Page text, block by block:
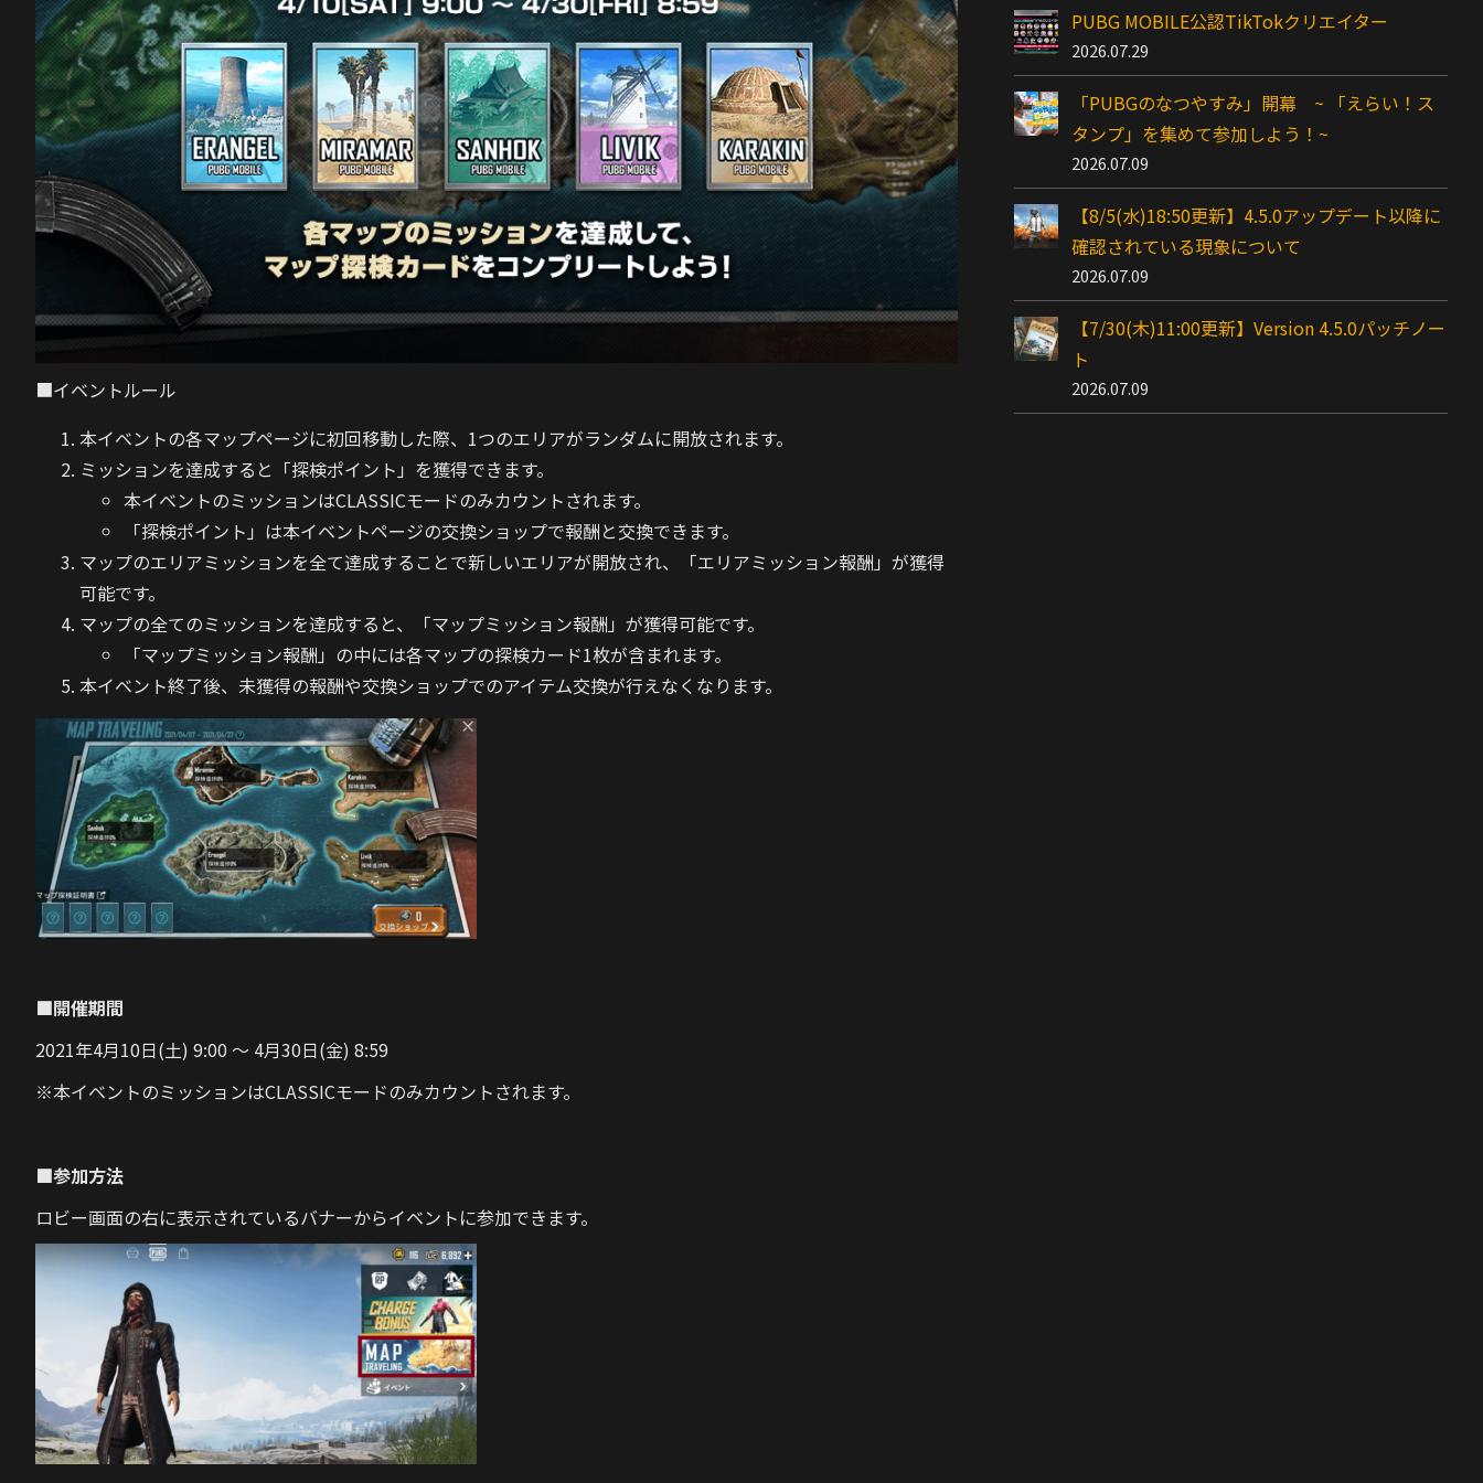
■イベントルール
本イベントの各マップページに初回移動した際、1つのエリアがランダムに開放されます。
ミッションを達成すると「探検ポイント」を獲得できます。
本イベントのミッションはCLASSICモードのみカウントされます。
「探検ポイント」は本イベントページの交換ショップで報酬と交換できます。
マップのエリアミッションを全て達成することで新しいエリアが開放され、「エリアミッション報酬」が獲得
可能です。
マップの全てのミッションを達成すると、「マップミッション報酬」が獲得可能です。
「マップミッション報酬」の中には各マップの探検カード1枚が含まれます。
本イベント終了後、未獲得の報酬や交換ショップでのアイテム交換が行えなくなります。
■開催期間
2021年4月10日(土) 9:00 ～ 4月30日(金) 8:59
※本イベントのミッションはCLASSICモードのみカウントされます。
■参加方法
ロビー画面の右に表示されているバナーからイベントに参加できます。
PUBG MOBILE公認TikTokクリエイター
2026.07.29
「PUBGのなつやすみ」開幕 ~ 「えらい！ス
タンプ」を集めて参加しよう！~
2026.07.09
【8/5(水)18:50更新】4.5.0アップデート以降に
確認されている現象について
2026.07.09
【7/30(木)11:00更新】Version 4.5.0パッチノー
ト
2026.07.09